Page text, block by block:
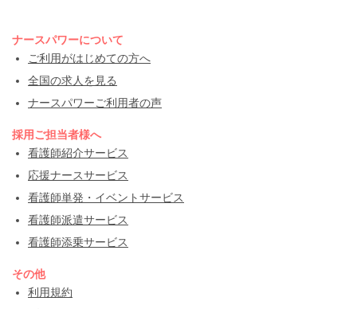
ナースパワーについて
ご利用がはじめての方へ
全国の求人を見る
ナースパワーご利用者の声
採用ご担当者様へ
看護師紹介サービス
応援ナースサービス
看護師単発・イベントサービス
看護師派遣サービス
看護師添乗サービス
その他
利用規約